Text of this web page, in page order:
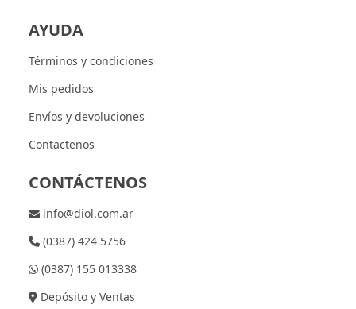
AYUDA
Términos y condiciones
Mis pedidos
Envíos y devoluciones
Contactenos
CONTÁCTENOS
info@diol.com.ar
(0387) 424 5756
(0387) 155 013338
Depósito y Ventas